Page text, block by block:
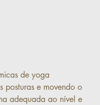
de yoga
posturas e movendo o
adequada ao nível e